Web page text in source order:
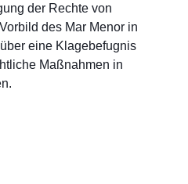
der Rechte von
des Mar Menor in
eine Klagebefugnis
Maßnahmen in